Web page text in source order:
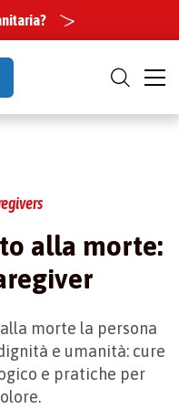
alla morte:
morte la persona
e umanità: cure
e pratiche per